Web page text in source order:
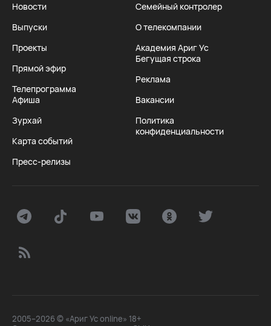
Новости
Выпуски
Проекты
Прямой эфир
Телепрограмма
Афиша
Зурхай
Карта событий
Пресс-релизы
Семейный контролер
О телекомпании
Академия Ариг Ус
Бегущая строка
Реклама
Вакансии
Политика
конфиденциальности
2005–2026 © «Ариг Ус online» 18+